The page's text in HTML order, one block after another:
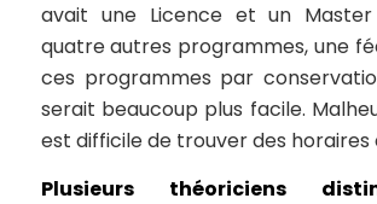
avait une Licence et un
quatre autres programmes, une
ces programmes par
serait beaucoup plus facile.
est difficile de trouver des horaires
Plusieurs théoriciens